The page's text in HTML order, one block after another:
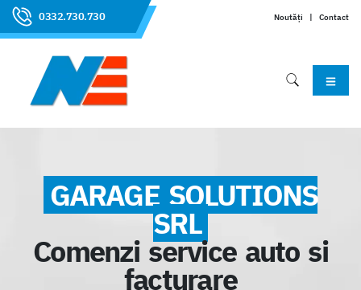
0332.730.730 Noutăți | Contact
GARAGE SOLUTIONS
SRL
Comenzi service auto si
facturare